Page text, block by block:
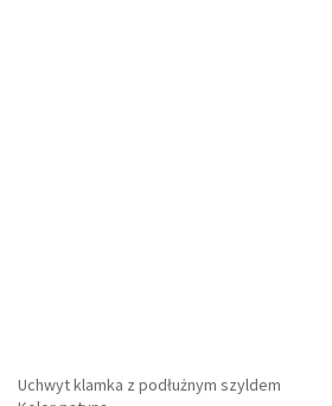
Uchwyt klamka z podłużnym szyldem